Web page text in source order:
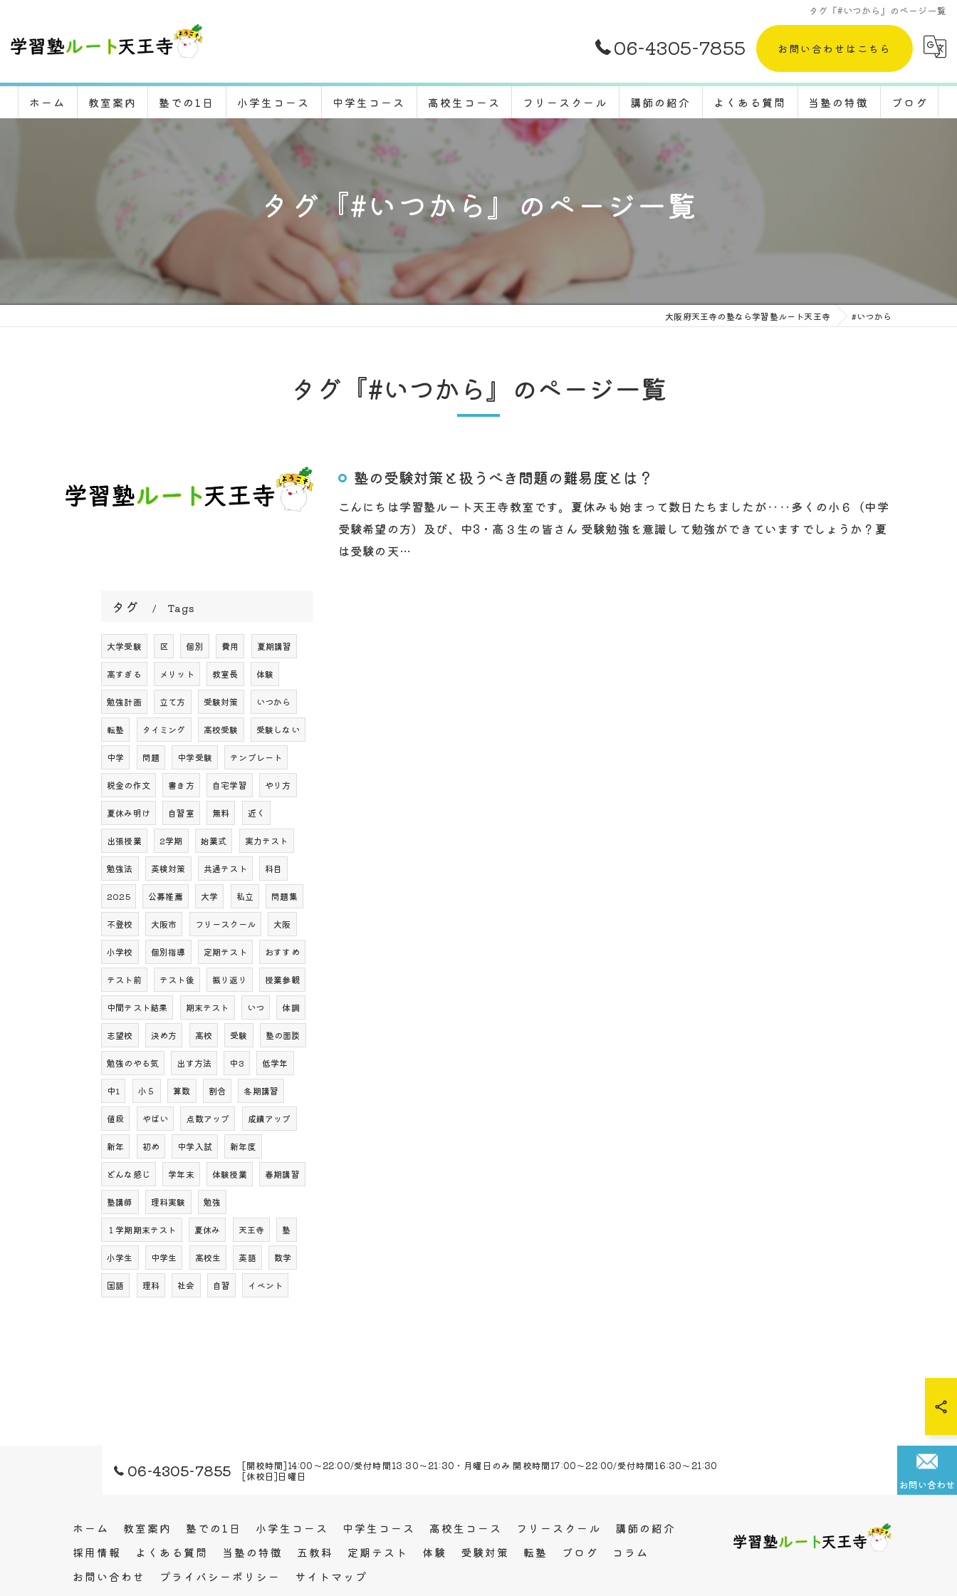
タグ『#いつから』のページ一覧
06-4305-7855 お問い合わせはこちら
ホーム 教室案内 塾での1日 小学生コース 中学生コース 高校生コース フリースクール 講師の紹介
採用情報
よくある質問 当塾の特徴 ブログ
タグ『#いつから』のページ一覧
大阪府天王寺の塾なら学習塾ルート天王寺 #いつから
タグ『#いつから』のページ一覧
塾の受験対策と扱うべき問題の難易度とは？
こんにちは学習塾ルート天王寺教室です。夏休みも始まって数日たちましたが‥‥多くの小６（中学
受験希望の方）及び、中3・高３生の皆さん 受験勉強を意識して勉強ができていますでしょうか？夏
は受験の天…
タグ Tags
大学受験 区 個別 費用 夏期講習
高すぎる メリット 教室長 体験
勉強計画 立て方 受験対策 いつから
転塾 タイミング 高校受験 受験しない
中学 問題 中学受験 テンプレート
税金の作文 書き方 自宅学習 やり方
夏休み明け 自習室 無料 近く
出張授業 2学期 始業式 実力テスト
勉強法 英検対策 共通テスト 科目
2025 公募推薦 大学 私立 問題集
不登校 大阪市 フリースクール 大阪
小学校 個別指導 定期テスト おすすめ
テスト前 テスト後 振り返り 授業参観
中間テスト結果 期末テスト いつ 体調
志望校 決め方 高校 受験 塾の面談
勉強のやる気 出す方法 中3 低学年
中1 小５ 算数 割合 冬期講習
値段 やばい 点数アップ 成績アップ
新年 初め 中学入試 新年度
どんな感じ 学年末 体験授業 春期講習
塾講師 理科実験 勉強
１学期期末テスト 夏休み 天王寺 塾
小学生 中学生 高校生 英語 数学
国語 理科 社会 自習 イベント
06-4305-7855 [開校時間]14:00～22:00/受付時間13:30～21:30・月曜日のみ 開校時間17:00～22:00/受付時間16:30～21:30
[休校日]日曜日
お問い合わせ
ホーム 教室案内 塾での1日 小学生コース 中学生コース 高校生コース フリースクール
講師の紹介
採用情報
よくある質問 当塾の特徴 五教科 定期テスト 体験 受験対策 転塾 ブログ
コラム
お問い合わせ
プライバシーポリシー サイトマップ